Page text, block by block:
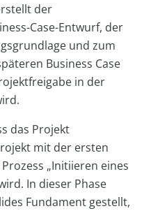
der
Case-Entwurf, der
und zum
Business Case
in der
das Projekt
mit der ersten
„Initiieren eines
In dieser Phase
Fundament gestellt,